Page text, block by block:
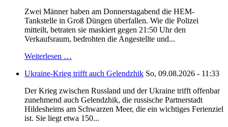
Zwei Männer haben am Donnerstagabend die HEM-
Tankstelle in Groß Düngen überfallen. Wie die Polizei
mitteilt, betraten sie maskiert gegen 21:50 Uhr den
Verkaufsraum, bedrohten die Angestellte und...
Weiterlesen …
Ukraine-Krieg trifft auch Gelendzhik So, 09.08.2026 - 11:33
Der Krieg zwischen Russland und der Ukraine trifft offenbar
zunehmend auch Gelendzhik, die russische Partnerstadt
Hildesheims am Schwarzen Meer, die ein wichtiges Ferienziel
ist. Sie liegt etwa 150...